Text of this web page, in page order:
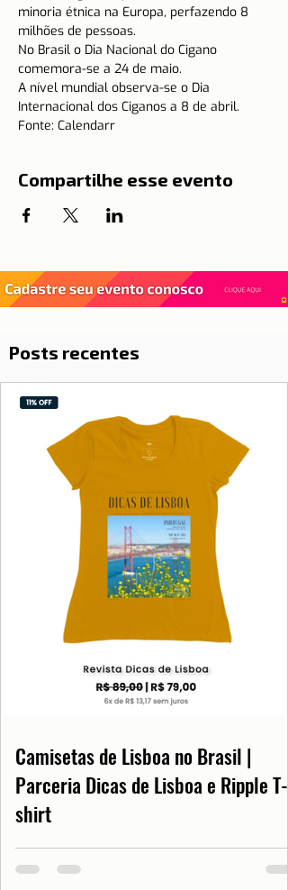
minoria étnica na Europa, perfazendo 8
milhões de pessoas.
No Brasil o Dia Nacional do Cigano
comemora-se a 24 de maio.
A nível mundial observa-se o Dia
Internacional dos Ciganos a 8 de abril.
Fonte: Calendarr
Compartilhe esse evento
Posts recentes
Camisetas de Lisboa no Brasil |
Parceria Dicas de Lisboa e Ripple T-
shirt